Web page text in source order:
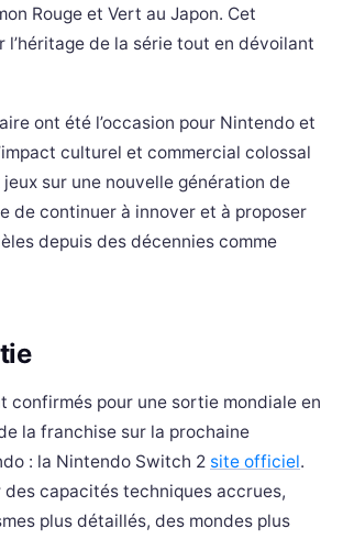
Rouge et Vert au Japon. Cet
de la série tout en dévoilant
ont été l’occasion pour Nintendo et
culturel et commercial colossal
sur une nouvelle génération de
de continuer à innover et à proposer
depuis des décennies comme
confirmés pour une sortie mondiale en
la franchise sur la prochaine
: la Nintendo Switch 2 site officiel.
capacités techniques accrues,
plus détaillés, des mondes plus